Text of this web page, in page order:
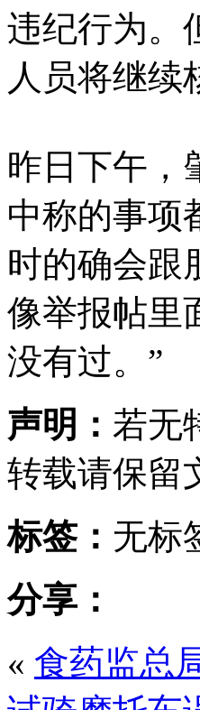
违纪行为。
人员将继续
昨日下午，
中称的事项
时的确会跟
像举报帖里
没有过。”
声明： 若无
转载请保留
标签： 无标
分享：
« 食药监总